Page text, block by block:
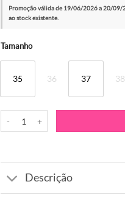
Promoção válida de 19/06/2026 a 20/09/
ao stock existente.
Tamanho
35 36 37 38
Alternative:
Descrição